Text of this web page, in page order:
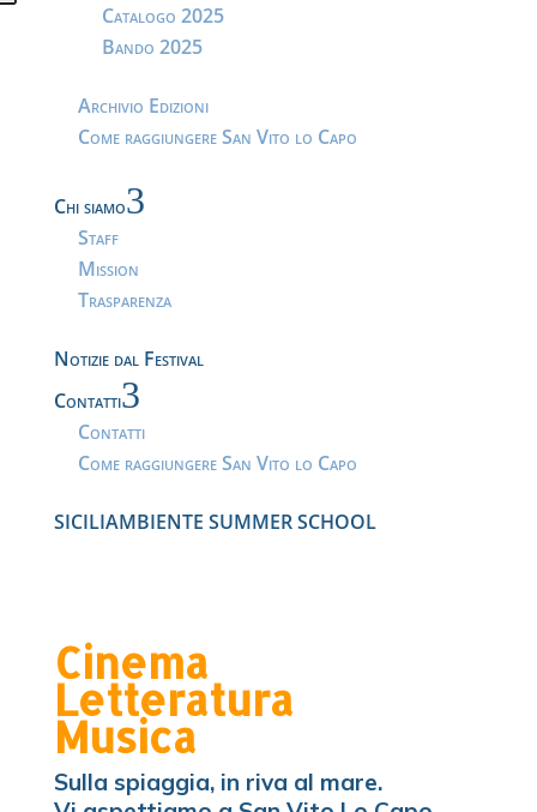
Catalogo 2025
Bando 2025
Archivio Edizioni
Come raggiungere San Vito lo Capo
Chi siamo3
Staff
Mission
Trasparenza
Notizie dal Festival
Contatti3
Contatti
Come raggiungere San Vito lo Capo
SICILIAMBIENTE SUMMER SCHOOL
Cinema
Letteratura
Musica
Sulla spiaggia, in riva al mare.